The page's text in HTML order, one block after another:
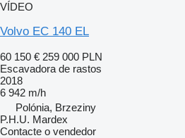
VÍDEO
Volvo EC 140 EL
60 150 € 259 000 PLN
Escavadora de rastos
2018
6 942 m/h
Polónia, Brzeziny
P.H.U. Mardex
Contacte o vendedor